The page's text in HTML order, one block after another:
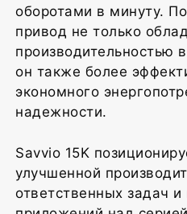
оборотами в минуту.
привод не только
производительностью
он также более
экономного
надежности.
Savvio 15K
улучшенной
ответственных задач и